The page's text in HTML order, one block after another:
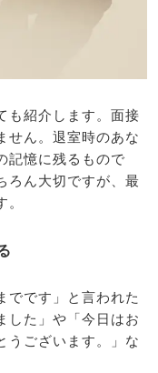
も紹介します。面接
せん。退室時のあな
記憶に残るもので
ろん大切ですが、最
でです」と言われた
した」や「今日はお
うございます。」な